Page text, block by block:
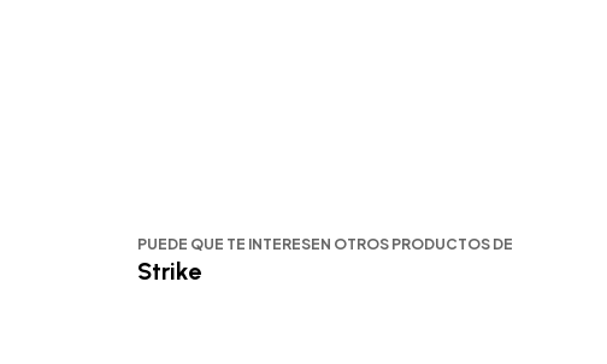
PUEDE QUE TE INTERESEN OTROS PRODUCTOS DE
Strike